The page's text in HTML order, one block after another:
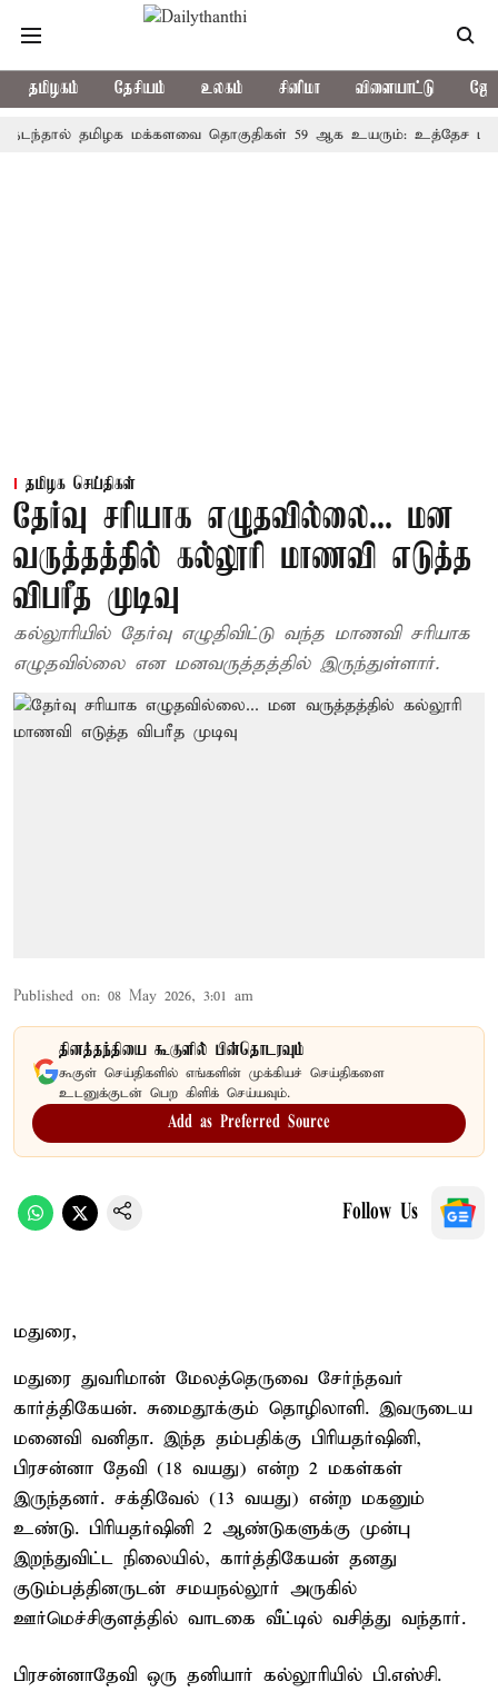
தமிழகம் தேசியம் உலகம் சினிமா விளையாட்டு
தமிழக மக்களவை தொகுதிகள் 59 ஆக உயரும்: உத்தேச பட்டியல்
தமிழக செய்திகள்
தேர்வு சரியாக எழுதவில்லை... மன
வருத்தத்தில் கல்லூரி மாணவி எடுத்த
விபரீத முடிவு
கல்லூரியில் தேர்வு எழுதிவிட்டு வந்த மாணவி சரியாக
எழுதவில்லை என மனவருத்தத்தில் இருந்துள்ளார்.
Published on: 08 May 2026, 3:01 am
தினத்தந்தியை கூகுளில் பின்தொடரவும்
கூகுள் செய்திகளில் எங்களின் முக்கியச் செய்திகளை
உடனுக்குடன் பெற கிளிக் செய்யவும்.
Add as Preferred Source
Follow Us
மதுரை,
மதுரை துவரிமான் மேலத்தெருவை சேர்ந்தவர்
கார்த்திகேயன். சுமைதூக்கும் தொழிலாளி. இவருடைய
மனைவி வனிதா. இந்த தம்பதிக்கு பிரியதர்ஷினி,
பிரசன்னா தேவி (18 வயது) என்ற 2 மகள்கள்
இருந்தனர். சக்திவேல் (13 வயது) என்ற மகனும்
உண்டு. பிரியதர்ஷினி 2 ஆண்டுகளுக்கு முன்பு
இறந்துவிட்ட நிலையில், கார்த்திகேயன் தனது
குடும்பத்தினருடன் சமயநல்லூர் அருகில்
ஊர்மெச்சிகுளத்தில் வாடகை வீட்டில் வசித்து வந்தார்.
பிரசன்னாதேவி ஒரு தனியார் கல்லூரியில் பி.எஸ்சி.